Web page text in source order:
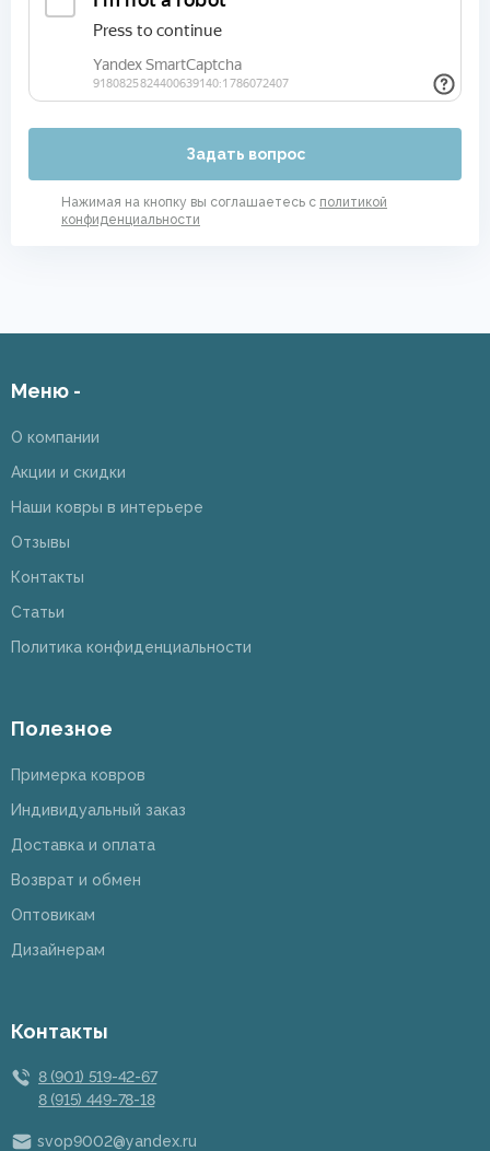
Задать вопрос
Нажимая на кнопку вы соглашаетесь с политикой
конфиденциальности
Меню -
О компании
Акции и скидки
Наши ковры в интерьере
Отзывы
Контакты
Статьи
Политика конфиденциальности
Полезное
Примерка ковров
Индивидуальный заказ
Доставка и оплата
Возврат и обмен
Оптовикам
Дизайнерам
Контакты
8 (901) 519-42-67
8 (915) 449-78-18
svop9002@yandex.ru